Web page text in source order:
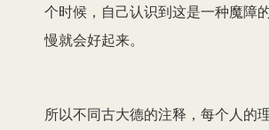
个时候，自己认识到这是一种魔障
慢就会好起来。
所以不同古大德的注释，每个人的